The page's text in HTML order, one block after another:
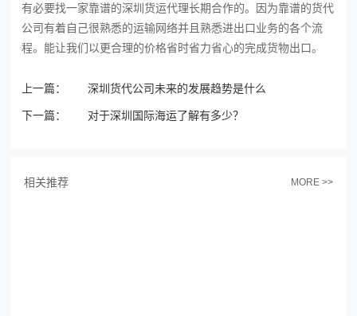
有必要找一家靠谱的深圳货运代理长期合作的。因为靠谱的货代
公司有着自己很熟悉的运输网络并且熟悉进出口业务的各个流
程。能让我们以更合理的价格省时省力省心的完成货物出口。
上一篇： 深圳货代公司未来的发展趋势是什么
下一篇： 对于深圳国际海运了解有多少？
相关推荐 MORE >>